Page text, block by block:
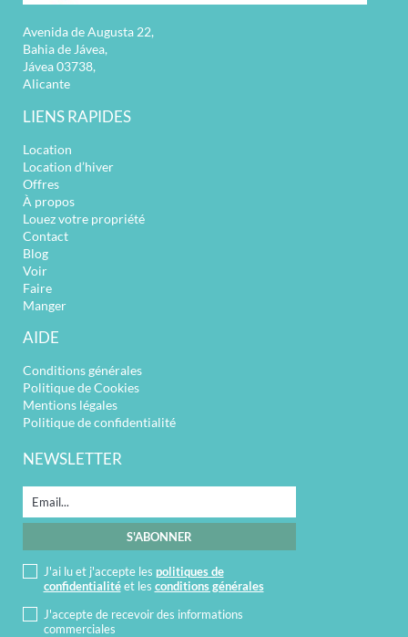
Avenida de Augusta 22,
Bahia de Jávea,
Jávea 03738,
Alicante
LIENS RAPIDES
Location
Location d’hiver
Offres
À propos
Louez votre propriété
Contact
Blog
Voir
Faire
Manger
AIDE
Conditions générales
Politique de Cookies
Mentions légales
Politique de confidentialité
NEWSLETTER
J'ai lu et j'accepte les politiques de
confidentialitéet les conditions générales
J'accepte de recevoir des informations
commerciales